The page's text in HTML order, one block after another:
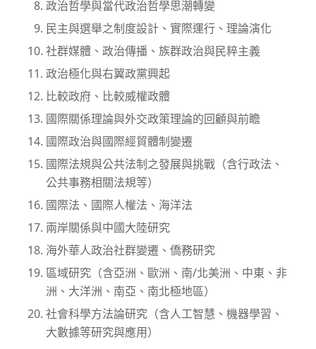
政治哲學與當代政治哲學思潮轉變
民主與選舉之制度設計、實際運行、理論演化
社群媒體、政治傳播、族群政治與民粹主義
政治極化與右翼政黨興起
比較政府、比較威權政體
國際關係理論與外交政策理論的回顧與前瞻
國際政治與國際經貿體制變遷
國際法規與公共法制之發展與挑戰（含行政法、
公共事務相關法規等）
國際法、國際人權法、海洋法
兩岸關係與中國大陸研究
海外華人政治社群變遷、僑務研究
區域研究（含亞洲、歐洲、南/北美洲、中東、非
洲、大洋洲、南亞、南北極地區）
社會科學方法論研究（含人工智慧、機器學習、
大數據等研究與應用）